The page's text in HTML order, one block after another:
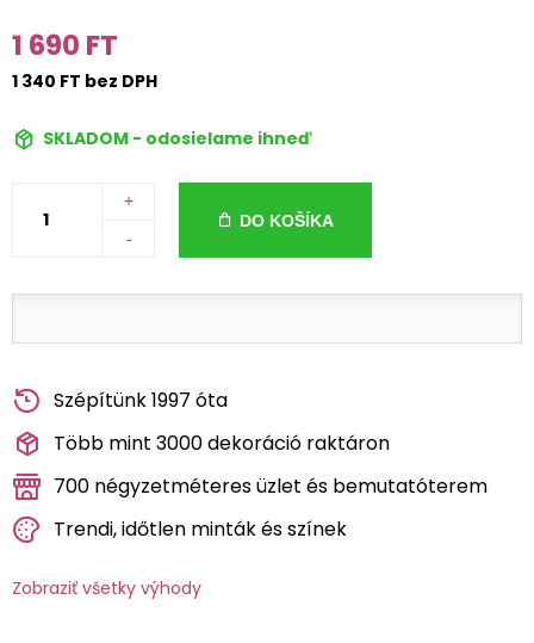
1 690 FT
1 340 FT bez DPH
SKLADOM - odosielame ihneď
+
-
DO KOŠÍKA
Szépítünk 1997 óta
Több mint 3000 dekoráció raktáron
700 négyzetméteres üzlet és bemutatóterem
Trendi, időtlen minták és színek
Zobraziť všetky výhody